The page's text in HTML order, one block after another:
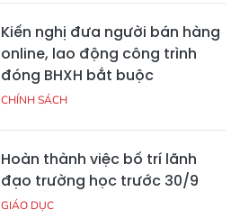
Kiến nghị đưa người bán hàng
online, lao động công trình
đóng BHXH bắt buộc
CHÍNH SÁCH
Hoàn thành việc bố trí lãnh
đạo trường học trước 30/9
GIÁO DỤC